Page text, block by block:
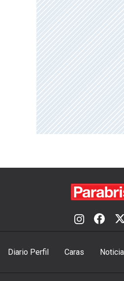
Diario Perfil Caras